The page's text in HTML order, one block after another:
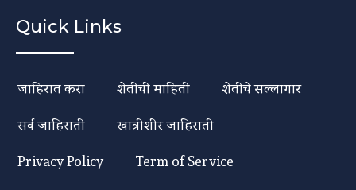
Quick Links
जाहिरात करा शेतीची माहिती
शेतीचे सल्लागार
सर्व जाहिराती
खात्रीशीर जाहिराती
Privacy Policy
Term of Service